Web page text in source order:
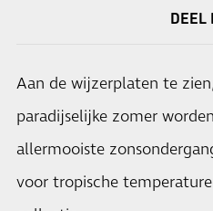
DEEL
Aan de wijzerplaten te
paradijselijke zomer
allermooiste
voor tropische